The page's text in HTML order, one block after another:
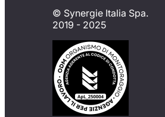
© Synergie Italia Spa.
2019 - 2025